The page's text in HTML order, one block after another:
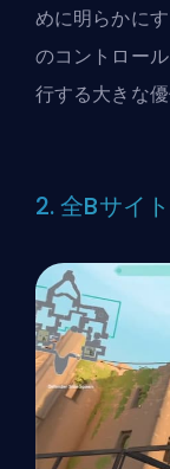
めに明らかに
のコントロー
行する大きな
2. 全Bサイ